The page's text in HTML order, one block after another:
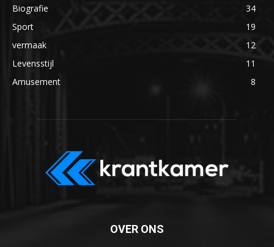
Biografie
34
Sport
19
vermaak
12
Levensstijl
11
Amusement
8
OVER ONS